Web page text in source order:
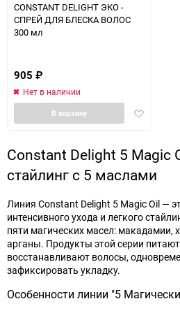
CONSTANT DELIGHT ЭКО -
СПРЕЙ ДЛЯ БЛЕСКА ВОЛОС
300 мл
905 ₽
Нет в наличии
Добавить
В корзину
Constant Delight 5 Magic
стайлинг с 5 маслами
Линия Constant Delight 5 Magic Oil —
интенсивного ухода и легкого
пяти магических масел: макадамии,
арганы. Продукты этой серии
восстанавливают волосы,
зафиксировать укладку.
Особенности линии "5